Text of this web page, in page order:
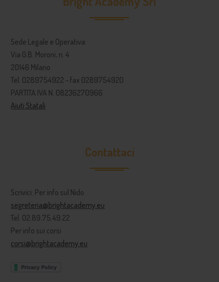
Sede Legale e Operativa:
Via G.B. Moroni, n. 4
20146 Milano
Tel. 0289754922 - fax 0289754920
PARTITA IVA N. 08236270966
Aiuti Statali
Contattaci
Scrivici: Per info sul Nido
segreteria@brightacademy.eu
Tel. 02.89.75.49.22
Per info sui corsi
corsi@brightacademy.eu